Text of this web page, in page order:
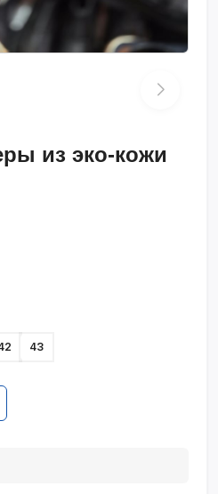
из эко-кожи
43